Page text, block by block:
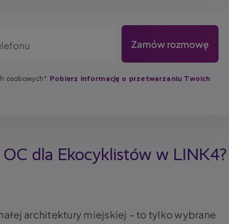
osobowych". Pobierz informację o przetwarzaniu Twoich
dla Ekocyklistów w LINK4?
architektury miejskiej – to tylko wybrane